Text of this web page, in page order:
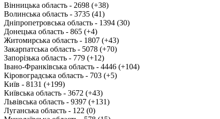
Вінницька область - 2698 (+38)
Волинська область - 3735 (41)
Дніпропетровська область - 1394 (30)
Донецька область - 865 (+4)
Житомирська область - 1807 (+43)
Закарпатська область - 5078 (+70)
Запорізька область - 779 (+12)
Івано-Франківська область - 4446 (+104)
Кіровоградська область - 703 (+5)
Київ - 8131 (+199)
Київська область - 3672 (+43)
Львівська область - 9397 (+131)
Луганська область - 122 (0)